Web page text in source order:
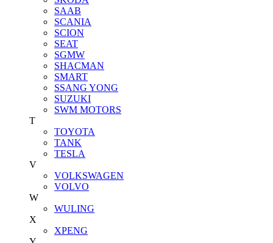
SAAB
SCANIA
SCION
SEAT
SGMW
SHACMAN
SMART
SSANG YONG
SUZUKI
SWM MOTORS
T
TOYOTA
TANK
TESLA
V
VOLKSWAGEN
VOLVO
W
WULING
X
XPENG